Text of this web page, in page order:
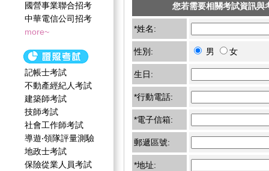
國營事業聯合招考
中華電信公司招考
more~
記帳士考試
不動產經紀人考試
建築師考試
技師考試
社會工作師‍考試
導遊‧領隊評量測驗
地政士考試
保險從業人員考試
您若需要相關考試資訊與
*姓名:
性別: 男 女
生日:
*行動電話:
*電子信箱:
郵遞區號:
*地址: